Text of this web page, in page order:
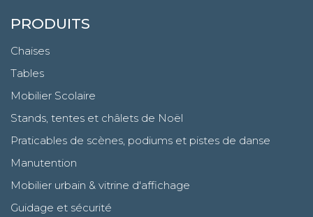
PRODUITS
Chaises
Tables
Mobilier Scolaire
Stands, tentes et châlets de Noël
Praticables de scènes, podiums et pistes de danse
Manutention
Mobilier urbain & vitrine d'affichage
Guidage et sécurité